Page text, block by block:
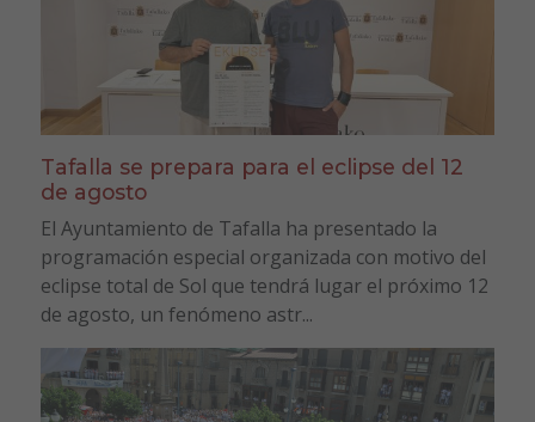
Tafalla se prepara para el eclipse del 12
de agosto
El Ayuntamiento de Tafalla ha presentado la
programación especial organizada con motivo del
eclipse total de Sol que tendrá lugar el próximo 12
de agosto, un fenómeno astr...